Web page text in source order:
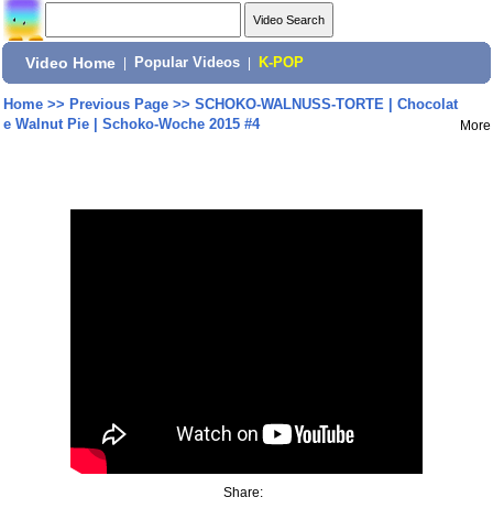
Video Home Popular Videos K-POP
Home>> Previous Page>> SCHOKO-WALNUSS-TORTE | Chocolat
e Walnut Pie | Schoko-Woche 2015 #4
More
Share: